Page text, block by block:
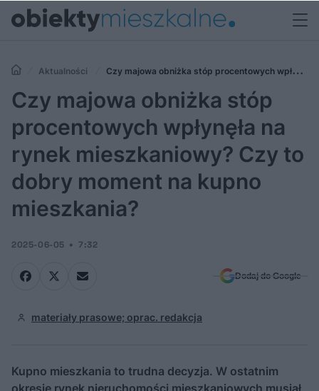
Aktualności
Czy majowa obniżka stóp procentowych wpłynęła
na rynek mieszkaniowy? Czy to dobry moment na kupno mieszkania?
Czy majowa obniżka stóp
procentowych wpłynęła na
rynek mieszkaniowy? Czy to
dobry moment na kupno
mieszkania?
2025-06-05 7:32
Dodaj do Google
materiały prasowe; oprac. redakcja
Kupno mieszkania to trudna decyzja. W ostatnim
okresie rynek nieruchomości mieszkaniowych musiał